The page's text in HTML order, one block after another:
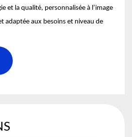
et la qualité, personnalisée à l’image
adaptée aux besoins et niveau de